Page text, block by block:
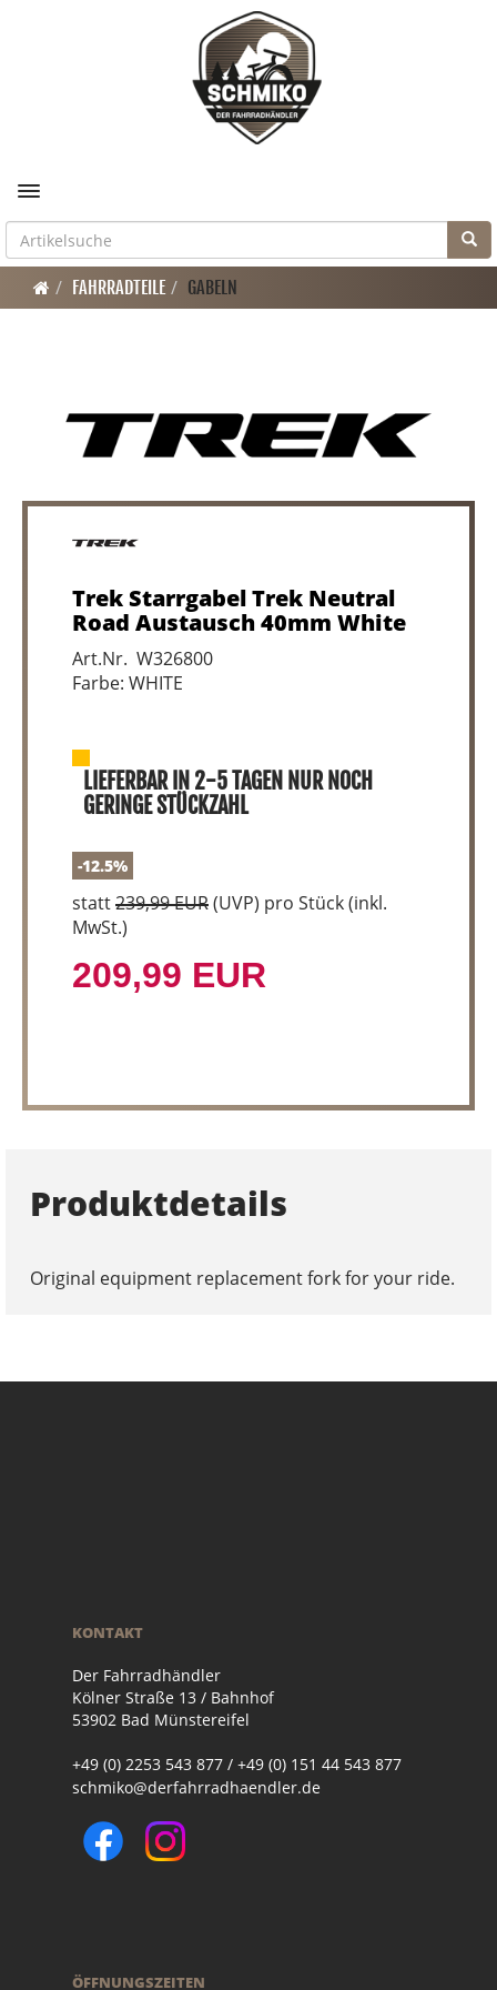
Toggle navigation
FAHRRADTEILE GABELN
Trek Starrgabel Trek Neutral
Road Austausch 40mm White
Art.Nr. W326800
Farbe: WHITE
LIEFERBAR IN 2-5 TAGEN NUR NOCH
GERINGE STÜCKZAHL
-12.5%
statt239,99 EUR(UVP) pro Stück (inkl.
MwSt.)
209,99 EUR
Produktdetails
Original equipment replacement fork for your ride.
KONTAKT
Der Fahrradhändler
Kölner Straße 13 / Bahnhof
53902 Bad Münstereifel
+49 (0) 2253 543 877 / +49 (0) 151 44 543 877
schmiko@derfahrradhaendler.de
ÖFFNUNGSZEITEN